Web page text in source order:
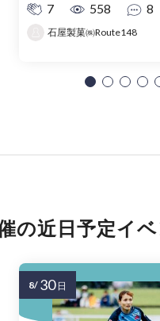
7 558 8
石屋製菓㈱Route148
の近日予定イ
8/ 30 日